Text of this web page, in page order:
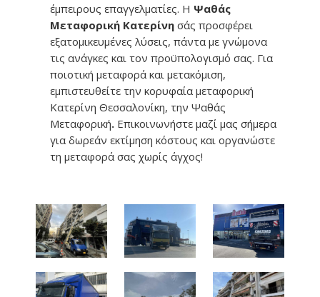
έμπειρους επαγγελματίες. Η Ψαθάς
Μεταφορική Κατερίνη σάς προσφέρει
εξατομικευμένες λύσεις, πάντα με γνώμονα
τις ανάγκες και τον προϋπολογισμό σας. Για
ποιοτική μεταφορά και μετακόμιση,
εμπιστευθείτε την κορυφαία μεταφορική
Κατερίνη Θεσσαλονίκη, την Ψαθάς
Μεταφορική. Επικοινωνήστε μαζί μας σήμερα
για δωρεάν εκτίμηση κόστους και οργανώστε
τη μεταφορά σας χωρίς άγχος!